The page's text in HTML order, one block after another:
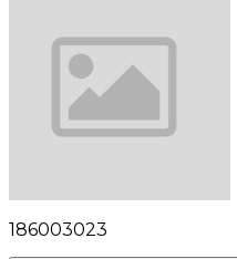
186003023